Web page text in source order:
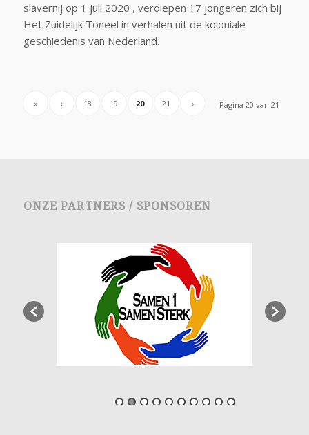
slavernij op 1 juli 2020 , verdiepen 17 jongeren zich bij
Het Zuidelijk Toneel in verhalen uit de koloniale
geschiedenis van Nederland.
Pagina 20 van 21
« ‹ 18 19 20 21 ›
ONZE PARTNERS / SPONSOREN